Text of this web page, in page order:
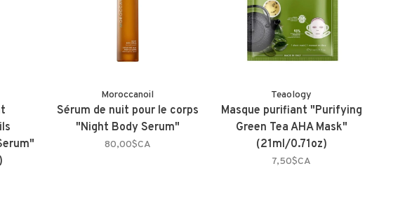
Moroccanoil
Sérum de nuit pour le corps
"Night Body Serum"
80,00$CA
Teaology
Masque purifiant "Purifying
Green Tea AHA Mask"
(21ml/0.71oz)
7,50$CA